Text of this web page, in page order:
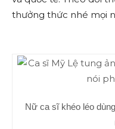
thưởng thức nhé mọi
Nữ ca sĩ khéo léo